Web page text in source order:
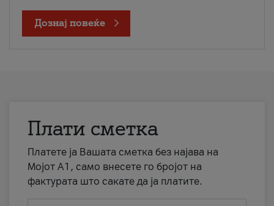
Дознај повеќе
Плати сметка
Платете ја Вашата сметка без најава на
Мојот А1, само внесете го бројот на
фактурата што сакате да ја платите.